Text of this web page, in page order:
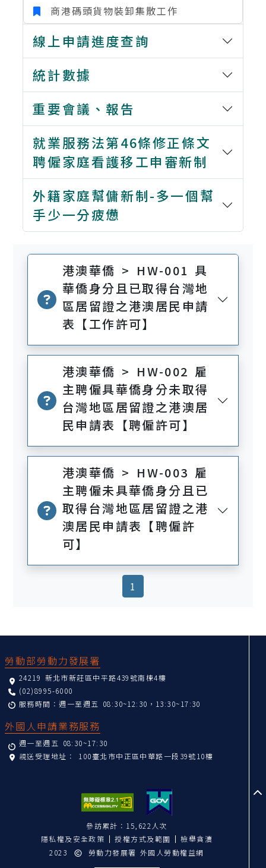
商港碼頭貨物裝卸集散工作
線上申請進度查詢
統計數據
重要會議、報告
就業服務法第46條修正條文
聘僱家庭看護移工申審新制
外籍家庭幫傭新制-多一個幫
手少一分疲憊
港澳華僑 > HW-001 具
華僑身分且已取得台灣地
區居留證之港澳居民申請
表【工作許可】
港澳華僑 > HW-002 雇
主聘僱具華僑身分未取得
台灣地區居留證之港澳居
民申請表【聘僱許可】
港澳華僑 > HW-003 雇
主聘僱未具華僑身分且已
取得台灣地區居留證之港
澳居民申請表【聘僱許
可】
1
勞動部勞動力發展署
24219 新北市新莊區中平路439號南棟4樓
(02)8995-6000
服務時間：週一至週五 08:30~12:30，13:30~17:30
外國人申請業務服務
週一至週五 08:30~17:30
親送受理地址： 100臺北市中正區中華路一段39號10樓
參訪累計：15,622人次
隱私權及安全政策
授權方式及範圍
檢舉貪瀆
2023
勞動力發展署 外國人勞動權益網
至